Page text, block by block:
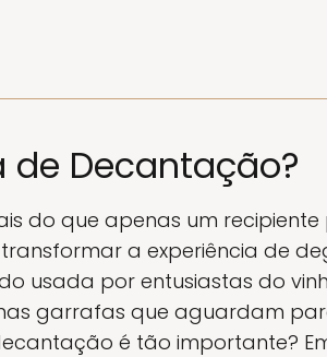
de Decantação?
do que apenas um recipiente
a experiência de
usada por entusiastas do
garrafas que aguardam
é tão importante?